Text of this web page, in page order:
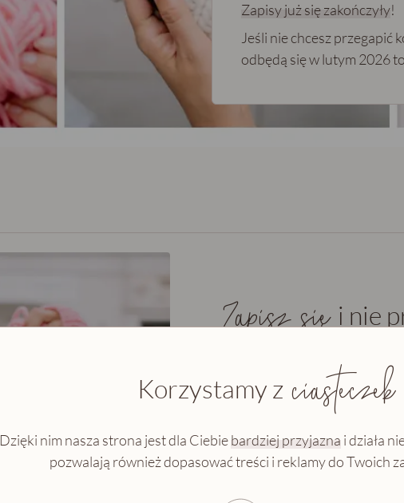
Zapisy już się zakończyły!
Jeśli nie chcesz
odbędą się w lutym 2026 to
Zapisz się i nie
Imię
Wyrażam zgodę na
Korzystamy z ciasteczek
Dzięki nim nasza strona jest dla Ciebiebardziej przyjazna i działa
pozwalają również dopasować treści i reklamy do Twoich